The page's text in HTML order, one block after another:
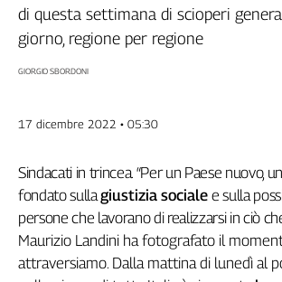
Filt
Fiom
Flai
Fp
Slc
Spi
Inca
Caaf
di questa settimana di scioperi
giorno, regione per regione
GIORGIO SBORDONI
17 dicembre 2022 • 05:30
Sindacati in trincea. “Per un Paese nuovo,
fondato sullagiustizia sociale e sulla
persone che lavorano di realizzarsi in ciò
Maurizio Landini ha fotografato il
attraversiamo. Dalla mattina di lunedì al